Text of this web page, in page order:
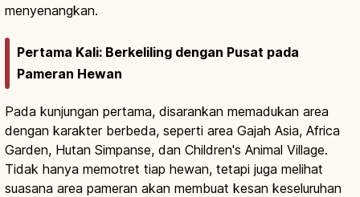
menyenangkan.
Pertama Kali: Berkeliling dengan Pusat pada
Pameran Hewan
Pada kunjungan pertama, disarankan memadukan area
dengan karakter berbeda, seperti area Gajah Asia, Africa
Garden, Hutan Simpanse, dan Children's Animal Village.
Tidak hanya memotret tiap hewan, tetapi juga melihat
suasana area pameran akan membuat kesan keseluruhan